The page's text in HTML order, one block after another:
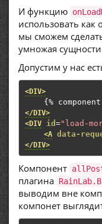
И функцию
использовать как
мы сможем
умножая
Допустим у нас
<DIV>
</DIV>
<DIV
id ="load-
<A
data-
</DIV>
Компонент
плагина
выводим вне
компонет